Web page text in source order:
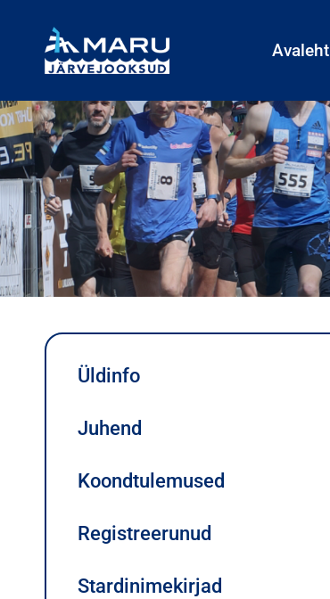
Avaleht
Üldinfo
Juhend
Koondtulemused
Registreerunud
Stardinimekirjad